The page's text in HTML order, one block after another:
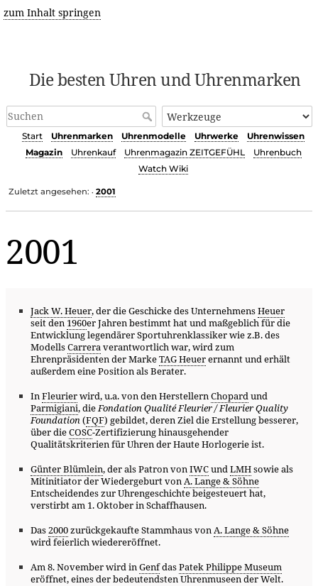
zum Inhalt springen
Die besten Uhren und Uhrenmarken
Start Uhrenmarken Uhrenmodelle Uhrwerke
Uhrenwissen
Magazin
Uhrenkauf Uhrenmagazin ZEITGEFÜHL
Uhrenbuch
Watch Wiki
Zuletzt angesehen: • 2001
2001
Jack W. Heuer, der die Geschicke des UnternehmensHeuer
seit den 1960er Jahren bestimmt hat und maßgeblich für die
Entwicklung legendärer Sportuhrenklassiker wie z.B. des
ModellsCarreraverantwortlich war, wird zum
Ehrenpräsidenten der MarkeTAG Heuerernannt und erhält
außerdem eine Position als Berater.
InFleurierwird, u.a. von den HerstellernChopardund
Parmigiani, dieFondation Qualité Fleurier / Fleurier Quality
Foundation(FQF) gebildet, deren Ziel die Erstellung besserer,
über dieCOSC-Zertifizierung hinausgehender
Qualitätskriterien für Uhren der Haute Horlogerie ist.
Günter Blümlein, der als Patron vonIWCundLMHsowie als
Mitinitiator der Wiedergeburt vonA. Lange & Söhne
Entscheidendes zur Uhrengeschichte beigesteuert hat,
verstirbt am 1. Oktober in Schaffhausen.
Das2000zurückgekaufte Stammhaus vonA. Lange & Söhne
wird feierlich wiedereröffnet.
Am 8. November wird inGenfdasPatek Philippe Museum
eröffnet, eines der bedeutendsten Uhrenmuseen der Welt.